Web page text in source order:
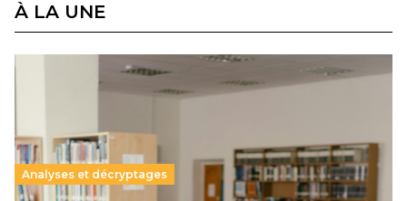
À LA UNE
Analyses et décryptages